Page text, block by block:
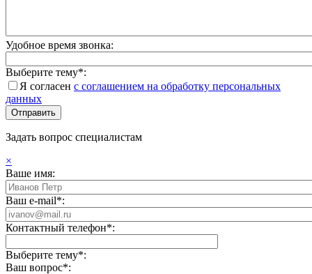
Удобное время звонка:
Выберите тему*:
Я согласен с соглашением на обработку персональных
данных
Задать вопрос специалистам
×
Ваше имя:
Ваш e-mail*:
Контактный телефон*:
Выберите тему*:
Ваш вопрос*: